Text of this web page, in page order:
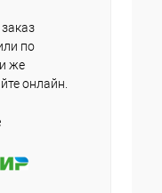
по
же
онлайн.